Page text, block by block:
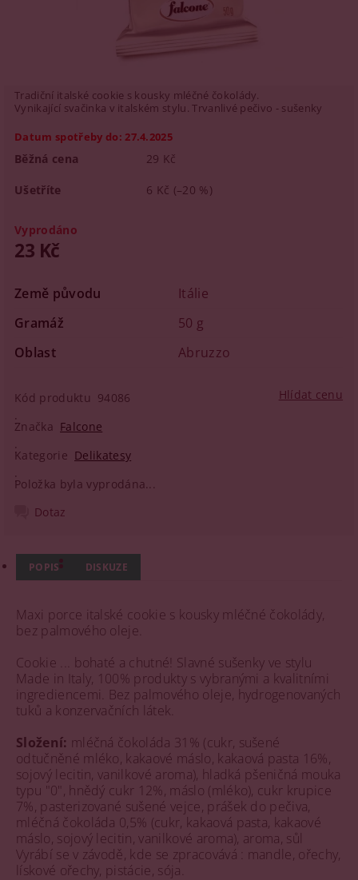
Tradiční italské cookie s kousky mléčné čokolády.
Vynikající svačinka v italském stylu. Trvanlivé pečivo - sušenky
Datum spotřeby do: 27.4.2025
Vyprodáno
Běžná cena 29 Kč
Ušetříte 6 Kč (–20 %)
23 Kč
Země původu
Itálie
Gramáž
50 g
Oblast
Abruzzo
Kód produktu 94086
Značka Falcone
Kategorie Delikatesy
Položka byla vyprodána...
Hlídat cenu
Dotaz
POPIS DISKUZE
Maxi porce italské cookie s kousky mléčné čokolády,
bez palmového oleje.
Cookie ... bohaté a chutné! Slavné sušenky ve stylu
Made in Italy, 100% produkty s vybranými a kvalitními
ingrediencemi. Bez palmového oleje, hydrogenovaných
tuků a konzervačních látek.
Složení: mléčná čokoláda 31% (cukr, sušené
odtučněné mléko, kakaové máslo, kakaová pasta 16%,
sojový lecitin, vanilkové aroma), hladká pšeničná mouka
typu "0", hnědý cukr 12%, máslo (mléko), cukr krupice
7%, pasterizované sušené vejce, prášek do pečiva,
mléčná čokoláda 0,5% (cukr, kakaová pasta, kakaové
máslo, sojový lecitin, vanilkové aroma), aroma, sůl
Vyrábí se v závodě, kde se zpracovává : mandle, ořechy,
lískové ořechy, pistácie, sója.